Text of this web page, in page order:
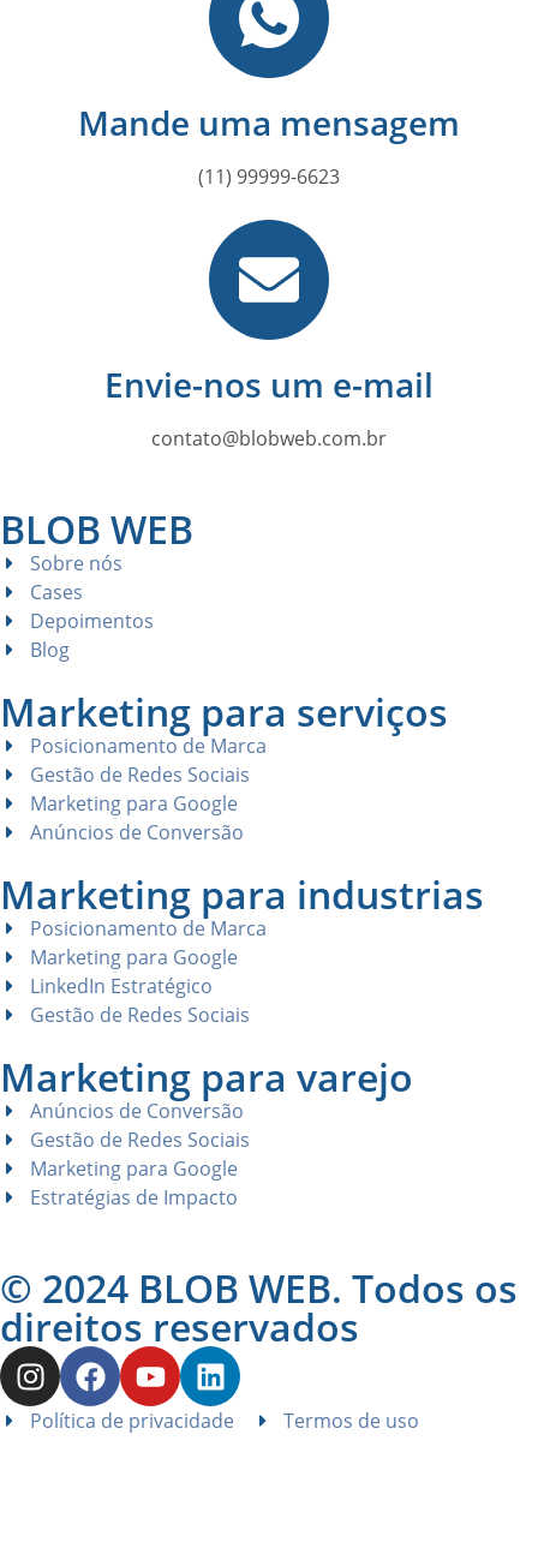
Mande uma mensagem
(11) 99999-6623
Envie-nos um e-mail
contato@blobweb.com.br
BLOB WEB
Sobre nós
Cases
Depoimentos
Blog
Marketing para serviços
Posicionamento de Marca
Gestão de Redes Sociais
Marketing para Google
Anúncios de Conversão
Marketing para industrias
Posicionamento de Marca
Marketing para Google
LinkedIn Estratégico
Gestão de Redes Sociais
Marketing para varejo
Anúncios de Conversão
Gestão de Redes Sociais
Marketing para Google
Estratégias de Impacto
© 2024 BLOB WEB. Todos os
direitos reservados
Política de privacidade Termos de uso